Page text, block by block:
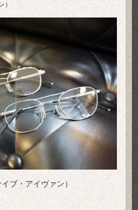
）
ブ・アイヴァン）